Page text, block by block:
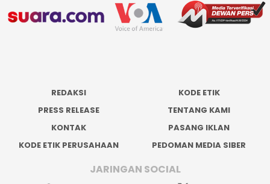
REDAKSI
KODE ETIK
PRESS RELEASE
TENTANG KAMI
KONTAK
PASANG IKLAN
KODE ETIK PERUSAHAAN
PEDOMAN MEDIA SIBER
JARINGAN SOCIAL